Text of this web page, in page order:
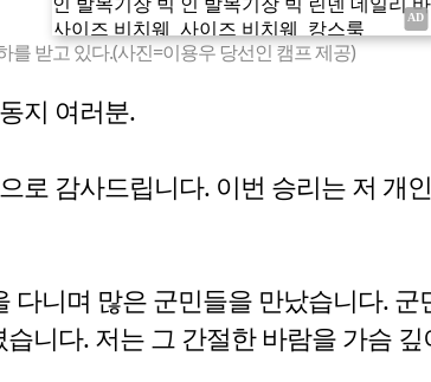
받고 있다.(사진=이용우 당선인 캠프 제공)
지 여러분.
로 감사드립니다. 이번 승리는 저 개
니며 많은 군민들을 만났습니다.
니다. 저는 그 간절한 바람을 가슴